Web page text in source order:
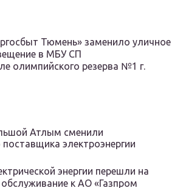
Тюмень» заменило уличное
в МБУ СП
олимпийского резерва №1 г.
Атлым сменили
электроэнергии
энергии перешли на
к АО «Газпром